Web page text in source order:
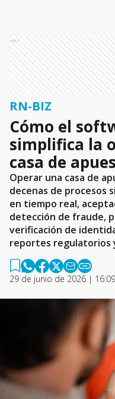
Ads
RN-BIZ
Cómo el
simplifica la
casa de
Operar una casa de
decenas de procesos
en tiempo real,
detección de fraude,
verificación de
reportes regulatorios
29 de junio de 2026 | 16:09